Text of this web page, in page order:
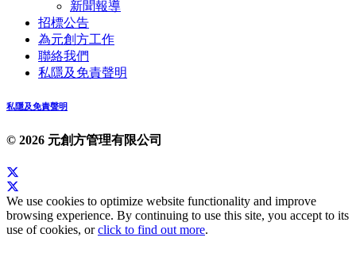
新聞報導
招標公告
為元創方工作
聯絡我們
私隱及免責聲明
私隱及免責聲明
© 2026 元創方管理有限公司
We use cookies to optimize website functionality and improve
browsing experience. By continuing to use this site, you accept to its
use of cookies, orclick to find out more.